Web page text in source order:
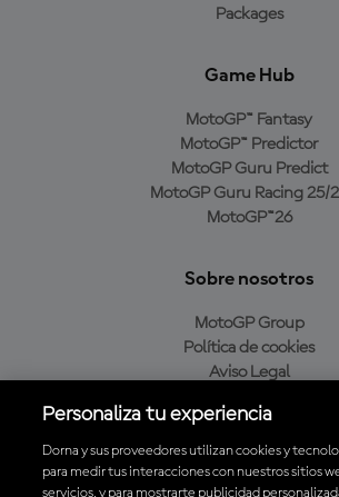
Packages
Game Hub
MotoGP™ Fantasy
MotoGP™ Predictor
MotoGP Guru Predict
MotoGP Guru Racing 25/
MotoGP™26
Sobre nosotros
MotoGP Group
Política de cookies
Aviso Legal
Política de compra
Personaliza tu experiencia
Dorna y sus proveedores utilizan cookies y
para medir tus interacciones con nuestros sitios
servicios, y para mostrarte publicidad